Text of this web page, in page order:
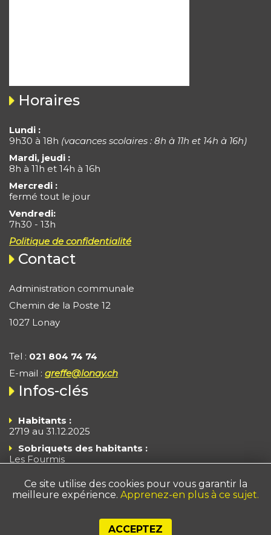
Horaires
Lundi :
9h30 à 18h (vacances scolaires : 8h à 11h et 14h à 16h)
Mardi, jeudi :
8h à 11h et 14h à 16h
Mercredi :
fermé tout le jour
Vendredi:
7h30 - 13h
Politique de confidentialité
Contact
Administration communale
Chemin de la Poste 12
1027 Lonay
Tel : 021 804 74 74
E-mail : greffe@lonay.ch
Infos-clés
Habitants :
2719 au 31.12.2025
Sobriquets des habitants :
Les Fourmis
Superficie :372 ha
Ce site utilise des cookies pour vous garantir la
meilleure expérience. Apprenez-en plus à ce sujet.
ACCEPTEZ